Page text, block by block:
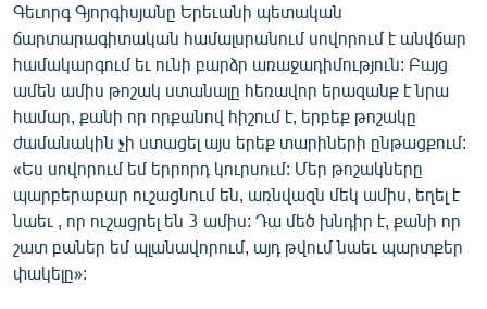
ՏՆՏԵՍՈՒԹՅՈՒՆ
ՂԱՐԱԲԱՂ
ՊԱՏԵՐԱԶՄԻ 6 ՇԱԲԱԹՆԵՐԸ
ՏԱՐԱԾԱՇՐՋԱՆ
ՄԻՋԱԶԳԱՅԻՆ
ՄՇԱԿՈՒՅԹ
ՍՊՈՐՏ
ՄԵԿՆԱԲԱՆՈՒԹՅՈՒՆ
Գեւորգ Գյորգիսյանը Երեւանի պետական
ճարտարագիտական համալսրանում սովորում է անվճար
համակարգում եւ ունի բարձր առաջադիմություն: Բայց
ամեն ամիս թոշակ ստանալը հեռավոր երազանք է նրա
համար, քանի որ որքանով հիշում է, երբեք թոշակը
ժամանակին չի ստացել այս երեք տարիների ընթացքում:
«Ես սովորում եմ երրորդ կուրսում: Մեր թոշակները
պարբերաբար ուշացնում են, առնվազն մեկ ամիս, եղել է
նաեւ , որ ուշացրել են 3 ամիս: Դա մեծ խնդիր է, քանի որ
շատ բաներ եմ պլանավորում, այդ թվում նաեւ պարտքեր
փակելը»: